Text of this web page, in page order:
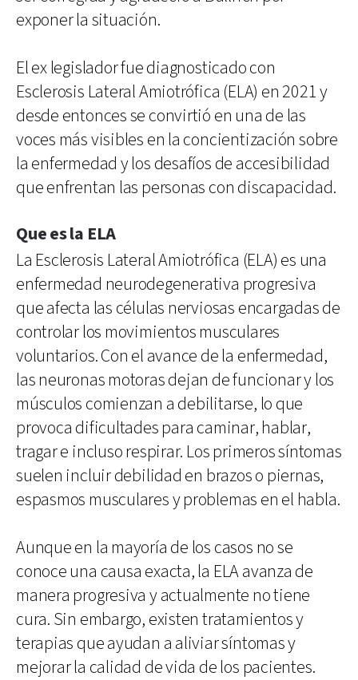
exponer la situación.
El ex legislador fue diagnosticado con
Esclerosis Lateral Amiotrófica (ELA) en 2021 y
desde entonces se convirtió en una de las
voces más visibles en la concientización sobre
la enfermedad y los desafíos de accesibilidad
que enfrentan las personas con discapacidad.
Que es la ELA
La Esclerosis Lateral Amiotrófica (ELA) es una
enfermedad neurodegenerativa progresiva
que afecta las células nerviosas encargadas de
controlar los movimientos musculares
voluntarios. Con el avance de la enfermedad,
las neuronas motoras dejan de funcionar y los
músculos comienzan a debilitarse, lo que
provoca dificultades para caminar, hablar,
tragar e incluso respirar. Los primeros síntomas
suelen incluir debilidad en brazos o piernas,
espasmos musculares y problemas en el habla.
Aunque en la mayoría de los casos no se
conoce una causa exacta, la ELA avanza de
manera progresiva y actualmente no tiene
cura. Sin embargo, existen tratamientos y
terapias que ayudan a aliviar síntomas y
mejorar la calidad de vida de los pacientes.